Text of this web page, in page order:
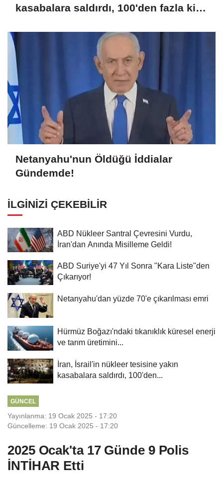
kasabalara saldırdı, 100'den fazla kişi
Netanyahu'nun Öldüğü İddialar
Gündemde!
İLGINIZI ÇEKEBILIR
ABD Nükleer Santral Çevresini Vurdu,
İran'dan Anında Misilleme Geldi!
ABD Suriye'yi 47 Yıl Sonra "Kara Liste"den
Çıkarıyor!
Netanyahu'dan yüzde 70'e çıkarılması emri
Hürmüz Boğazı'ndaki tıkanıklık küresel enerji
ve tarım üretimini...
İran, İsrail'in nükleer tesisine yakın
kasabalara saldırdı, 100'den...
GÜNCEL
Yayınlanma: 19 Ocak 2025 - 17:20
Güncelleme: 19 Ocak 2025 - 17:20
2025 Ocak'ta 17 Günde 9 Polis
İNTİHAR Etti